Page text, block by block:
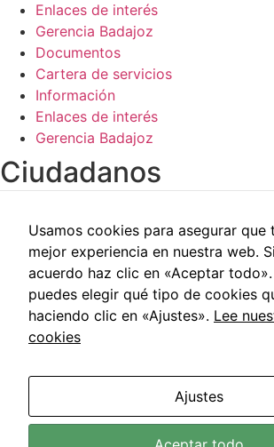
Enlaces de interés
Gerencia Badajoz
Documentos
Cartera de servicios
Información
Enlaces de interés
Gerencia Badajoz
Ciudadanos​
Centros de salud
Trabajo social
Reclamaciones
Cita previa
Carpeta del paciente
Centros de salud
Área de Salud de Badajoz © 2021 |
Usamos cookies para asegurar que
mejor experiencia en nuestra web.
acuerdo haz clic en «Aceptar
puedes elegir qué tipo de cookies
haciendo clic en «Ajustes». Lee
cookies
Ajustes